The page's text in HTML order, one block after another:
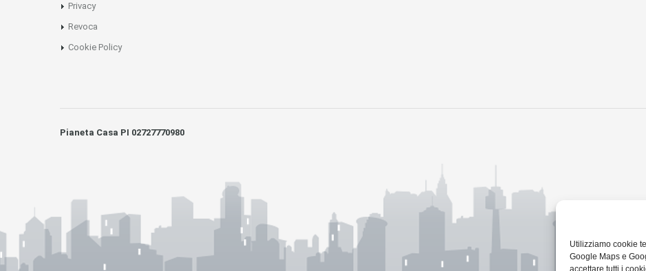
Utilizziamo cookie
Google Maps e
accettare tutti i
Privacy
Revoca
Cookie Policy
Pianeta Casa PI 02727770980